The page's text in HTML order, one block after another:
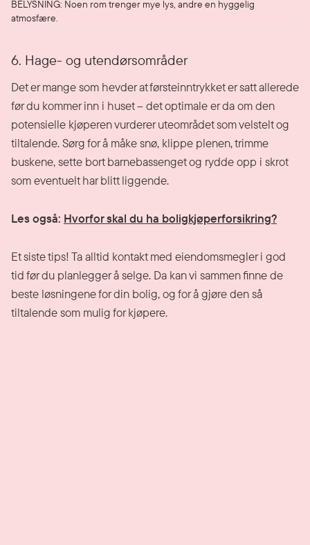
BELYSNING: Noen rom trenger mye lys, andre en hyggelig
atmosfære.
6. Hage- og utendørsområder
Det er mange som hevder at førsteinntrykket er satt allerede
før du kommer inn i huset – det optimale er da om den
potensielle kjøperen vurderer uteområdet som velstelt og
tiltalende. Sørg for å måke snø, klippe plenen, trimme
buskene, sette bort barnebassenget og rydde opp i skrot
som eventuelt har blitt liggende.
Les også: Hvorfor skal du ha boligkjøperforsikring?
Et siste tips! Ta alltid kontakt med eiendomsmegler i god
tid før du planlegger å selge. Da kan vi sammen finne de
beste løsningene for din bolig, og for å gjøre den så
tiltalende som mulig for kjøpere.